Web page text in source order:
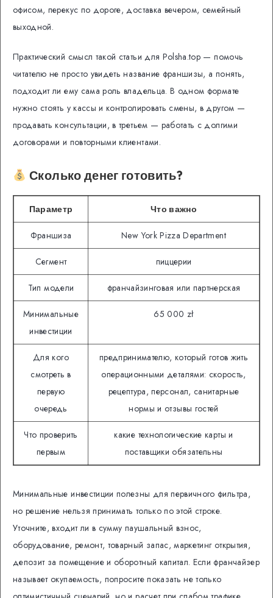
офисом, перекус по дороге, доставка вечером, семейный
выходной.
Практический смысл такой статьи для Polsha.top — помочь
читателю не просто увидеть название франшизы, а понять,
подходит ли ему сама роль владельца. В одном формате
нужно стоять у кассы и контролировать смены, в другом —
продавать консультации, в третьем — работать с долгими
договорами и повторными клиентами.
Сколько денег готовить?
Параметр Что важно
Франшиза New York Pizza Department
Сегмент пиццерии
Тип модели франчайзинговая или партнерская
Минимальные
инвестиции
65 000 zł
Для кого
смотреть в
первую
очередь
предпринимателю, который готов жить
операционными деталями: скорость,
рецептура, персонал, санитарные
нормы и отзывы гостей
Что проверить
первым
какие технологические карты и
поставщики обязательны
Минимальные инвестиции полезны для первичного фильтра,
но решение нельзя принимать только по этой строке.
Уточните, входит ли в сумму паушальный взнос,
оборудование, ремонт, товарный запас, маркетинг открытия,
депозит за помещение и оборотный капитал. Если франчайзер
называет окупаемость, попросите показать не только